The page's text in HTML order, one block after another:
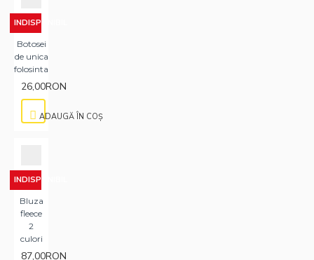
INDISPONIBIL
Botosei
de unica
folosinta
26,00RON
ADAUGĂ ÎN COŞ
INDISPONIBIL
Bluza
fleece
2
culori
87,00RON